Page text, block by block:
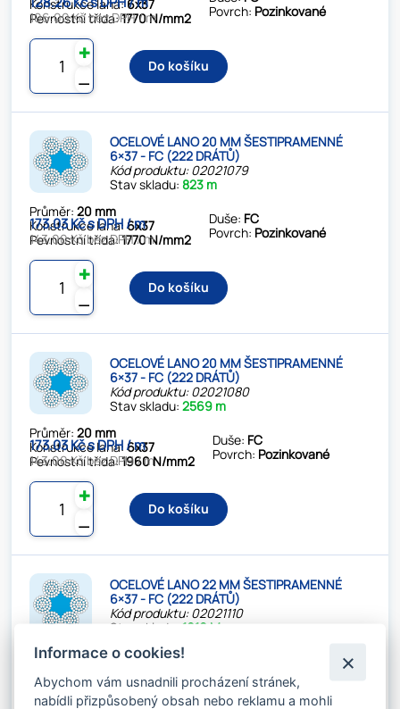
Konstrukce lana:6x37
Pevnostní třída:1770 N/mm2
Povrch: Pozinkované
106.00 Kč bez DPH / m
⚊
✚
Do košíku
OCELOVÉ LANO 20 MM ŠESTIPRAMENNÉ
6×37 - FC (222 DRÁTŮ)
Kód produktu: 02021079
Stav skladu:823 m
Průměr:20 mm
Konstrukce lana:6x37
Pevnostní třída:1770 N/mm2
Duše: FC
Povrch: Pozinkované
173.03 Kč s DPH / m
143.00 Kč bez DPH / m
⚊
✚
Do košíku
OCELOVÉ LANO 20 MM ŠESTIPRAMENNÉ
6×37 - FC (222 DRÁTŮ)
Kód produktu: 02021080
Stav skladu:2569 m
Průměr:20 mm
Konstrukce lana:6x37
Pevnostní třída:1960 N/mm2
Duše: FC
Povrch: Pozinkované
173.03 Kč s DPH / m
143.00 Kč bez DPH / m
⚊
✚
Do košíku
OCELOVÉ LANO 22 MM ŠESTIPRAMENNÉ
6×37 - FC (222 DRÁTŮ)
Kód produktu: 02021110
Stav skladu: 1616 M
Průměr:22 mm
Pevnostní třída: 1960 N/mm2
Povrch:Pozinkované
160.00 Kč bez DPH / M
Informace o cookies!
Abychom vám usnadnili procházení stránek,
nabídli přizpůsobený obsah nebo reklamu a mohli